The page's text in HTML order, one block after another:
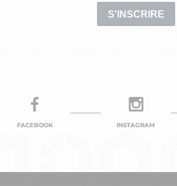
FACEBOOK INSTAGRAM